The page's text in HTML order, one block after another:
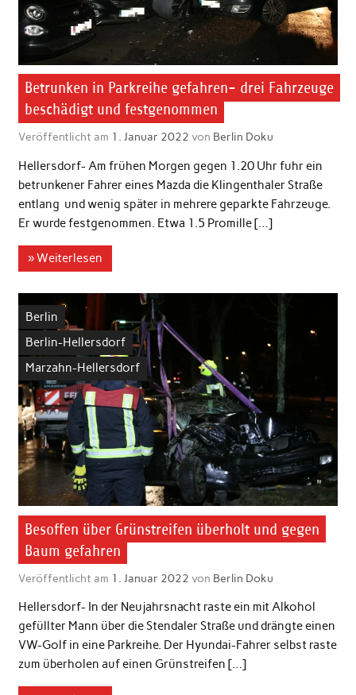
Betrunken in Parkreihe gefahren- drei Fahrzeuge
beschädigt und festgenommen
Veröffentlicht am 1. Januar 2022 von Berlin Doku
Hellersdorf- Am frühen Morgen gegen 1.20 Uhr fuhr ein
betrunkener Fahrer eines Mazda die Klingenthaler Straße
entlang und wenig später in mehrere geparkte Fahrzeuge.
Er wurde festgenommen. Etwa 1.5 Promille […]
» Weiterlesen
Berlin
Berlin-Hellersdorf
Marzahn-Hellersdorf
Besoffen über Grünstreifen überholt und gegen
Baum gefahren
Veröffentlicht am 1. Januar 2022 von Berlin Doku
Hellersdorf- In der Neujahrsnacht raste ein mit Alkohol
gefüllter Mann über die Stendaler Straße und drängte einen
VW-Golf in eine Parkreihe. Der Hyundai-Fahrer selbst raste
zum überholen auf einen Grünstreifen […]